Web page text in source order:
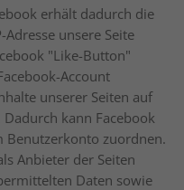
erhält dadurch die
unsere Seite
"Like-Button"
Account
unserer Seiten auf
kann Facebook
Benutzerkonto zuordnen.
Anbieter der Seiten
Daten sowie